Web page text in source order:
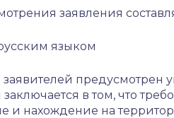
заявления
языком
заявителей
в том, что
и нахождение на